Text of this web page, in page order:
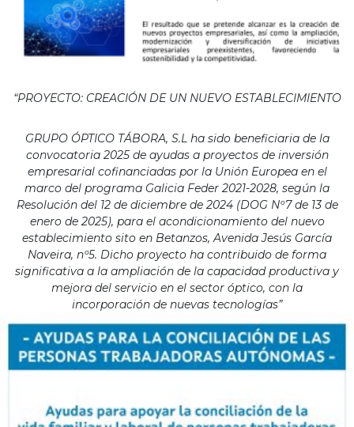
“PROYECTO: CREACIÓN DE UN NUEVO ESTABLECIMIENTO
GRUPO ÓPTICO TÁBORA, S.L ha sido beneficiaria de la
convocatoria 2025 de ayudas a proyectos de inversión
empresarial cofinanciadas por la Unión Europea en el
marco del programa Galicia Feder 2021-2028, según la
Resolución del 12 de diciembre de 2024 (DOG Nº7 de 13 de
enero de 2025), para el acondicionamiento del nuevo
establecimiento sito en Betanzos, Avenida Jesús García
Naveira, nº5. Dicho proyecto ha contribuido de forma
significativa a la ampliación de la capacidad productiva y
mejora del servicio en el sector óptico, con la
incorporación de nuevas tecnologías”